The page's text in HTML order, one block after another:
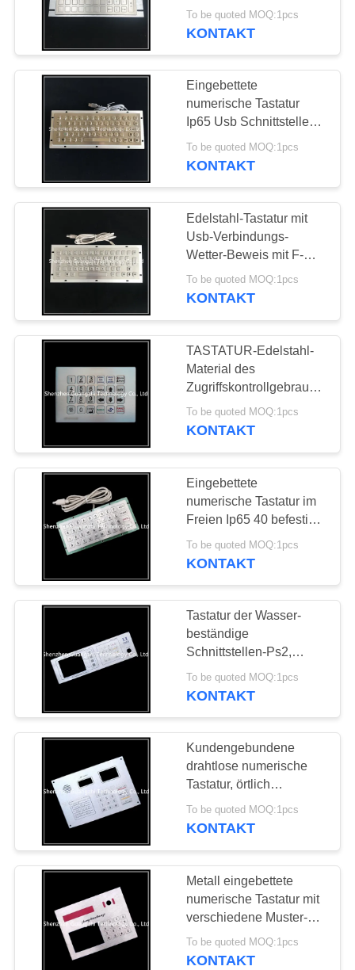
ZITAT
PRIVACY
Eingebettete
numerische Tastatur
Industrielle
Tastaturen mit
Trackball
Industrielle
Tastaturen mit
20
Trackball Zeigegerät
26
wasserdichte
Tastatur
Edelstahltastatur
30
kundengebundener
Knopf-Guss-Farbe
To be quoted MOQ:1pcs
KONTAKT
Eingebettete
numerische Tastatur
Ip65 Usb Schnittstelle
imprägniern Grad-
Metallmaterial
To be quoted MOQ:1pcs
KONTAKT
Edelstahl-Tastatur mit
Usb-Verbindungs-
Wetter-Beweis mit F-
NFunktionstasten
To be quoted MOQ:1pcs
KONTAKT
TASTATUR-Edelstahl-
Material des
Zugriffskontrollgebrauchs-
24 Schlüsselmit Usb-
Schnittstelle
To be quoted MOQ:1pcs
KONTAKT
Eingebettete
numerische Tastatur im
Freien Ip65 40 befestigt
Art für
Kiosk/Aufzug/ATM
To be quoted MOQ:1pcs
KONTAKT
Tastatur der Wasser-
beständige
Schnittstellen-Ps2,
Edelstahl-drahtlose
numerische Tastatur
To be quoted MOQ:1pcs
KONTAKT
Kundengebundene
drahtlose numerische
Tastatur, örtlich
festgelegte industrielle
Metalltastatur stempelnd
To be quoted MOQ:1pcs
KONTAKT
Metall eingebettete
numerische Tastatur mit
verschiedene Muster-
Platte
kundengebundenem
To be quoted MOQ:1pcs
KONTAKT